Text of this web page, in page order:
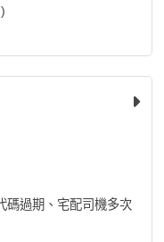
碼過期、宅配司機多次